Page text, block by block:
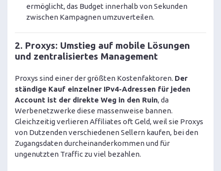
ermöglicht, das Budget innerhalb von Sekunden
zwischen Kampagnen umzuverteilen.
2. Proxys: Umstieg auf mobile Lösungen
und zentralisiertes Management
Proxys sind einer der größten Kostenfaktoren. Der
ständige Kauf einzelner IPv4-Adressen für jeden
Account ist der direkte Weg in den Ruin, da
Werbenetzwerke diese massenweise bannen.
Gleichzeitig verlieren Affiliates oft Geld, weil sie Proxys
von Dutzenden verschiedenen Sellern kaufen, bei den
Zugangsdaten durcheinanderkommen und für
ungenutzten Traffic zu viel bezahlen.